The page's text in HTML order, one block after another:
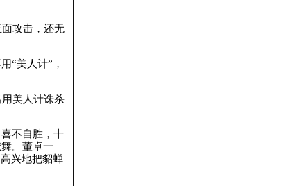
攻击，还无
“美人计”，
美人计诛杀
不自胜，十
。董卓一
兴地把貂蝉